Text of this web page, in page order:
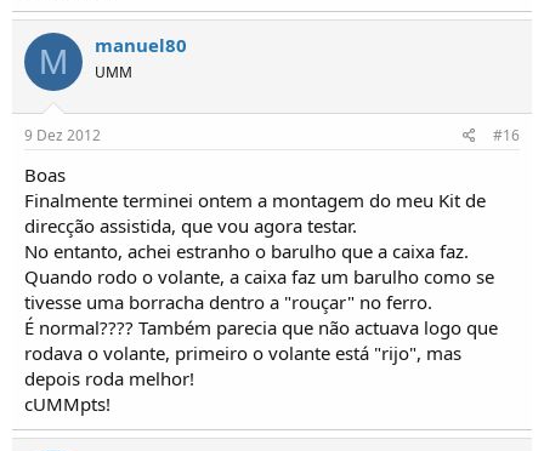
M manuel80
UMM
9 Dez 2012 #16
Boas
Finalmente terminei ontem a montagem do meu Kit de
direcção assistida, que vou agora testar.
No entanto, achei estranho o barulho que a caixa faz.
Quando rodo o volante, a caixa faz um barulho como se
tivesse uma borracha dentro a "rouçar" no ferro.
É normal???? Também parecia que não actuava logo que
rodava o volante, primeiro o volante está "rijo", mas
depois roda melhor!
cUMMpts!